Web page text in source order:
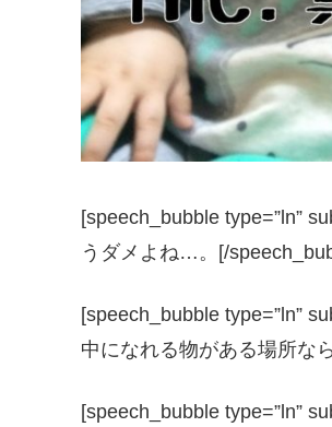
[speech_bubble type=”ln”
うダメよね…。[/
[speech_bubble type=”ln”
中になれる物がある場所な
[speech_bubble type=”ln”